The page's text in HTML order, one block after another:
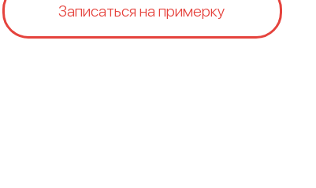
Записаться на примерку